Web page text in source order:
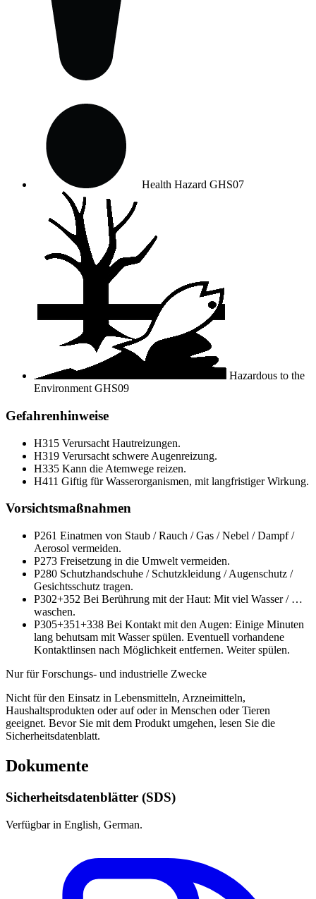
Health Hazard GHS07
Hazardous to the
Environment GHS09
Gefahrenhinweise
H315 Verursacht Hautreizungen.
H319 Verursacht schwere Augenreizung.
H335 Kann die Atemwege reizen.
H411 Giftig für Wasserorganismen, mit langfristiger Wirkung.
Vorsichtsmaßnahmen
P261 Einatmen von Staub / Rauch / Gas / Nebel / Dampf /
Aerosol vermeiden.
P273 Freisetzung in die Umwelt vermeiden.
P280 Schutzhandschuhe / Schutzkleidung / Augenschutz /
Gesichtsschutz tragen.
P302+352 Bei Berührung mit der Haut: Mit viel Wasser / …
waschen.
P305+351+338 Bei Kontakt mit den Augen: Einige Minuten
lang behutsam mit Wasser spülen. Eventuell vorhandene
Kontaktlinsen nach Möglichkeit entfernen. Weiter spülen.
Nur für Forschungs- und industrielle Zwecke
Nicht für den Einsatz in Lebensmitteln, Arzneimitteln,
Haushaltsprodukten oder auf oder in Menschen oder Tieren
geeignet. Bevor Sie mit dem Produkt umgehen, lesen Sie die
Sicherheitsdatenblatt.
Dokumente
Sicherheitsdatenblätter (SDS)
Verfügbar in English, German.